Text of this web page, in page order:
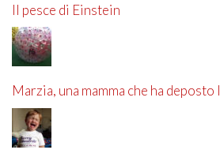
Il pesce di Einstein
Marzia, una mamma che ha deposto